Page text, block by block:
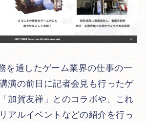
を通したゲーム業界の仕事の一
演の前日に記者会見も行ったゲ
加賀友禅」とのコラボや、これ
アルイベントなどの紹介を行っ